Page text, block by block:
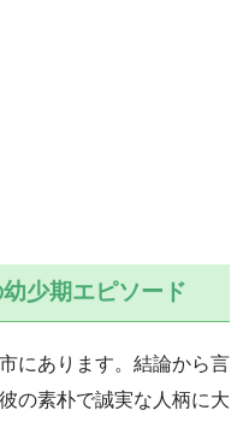
少期エピソード
にあります。結論から言
の素朴で誠実な人柄に大